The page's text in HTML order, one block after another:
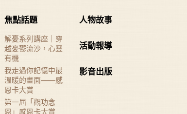
焦點話題
解憂系列講座｜穿
越憂鬱流沙，心靈
有機
我走過你記憶中最
溫暖的畫面——感
恩卡大賞
第一屆「觀功念
恩」感恩卡大賞
人物故事
活動報導
影音出版